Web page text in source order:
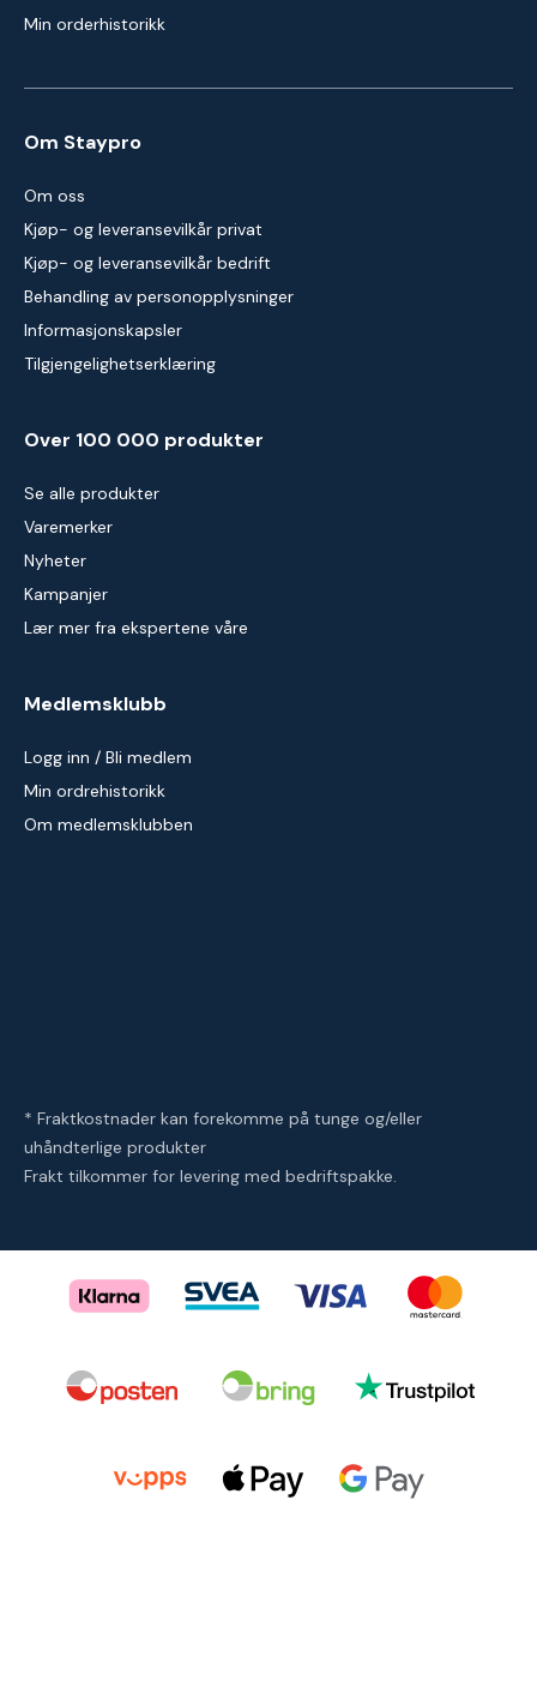
Min orderhistorikk
Om Staypro
Om oss
Kjøp- og leveransevilkår privat
Kjøp- og leveransevilkår bedrift
Behandling av personopplysninger
Informasjonskapsler
Tilgjengelighetserklæring
Over 100 000 produkter
Se alle produkter
Varemerker
Nyheter
Kampanjer
Lær mer fra ekspertene våre
Medlemsklubb
Logg inn / Bli medlem
Min ordrehistorikk
Om medlemsklubben
* Fraktkostnader kan forekomme på tunge og/eller
uhåndterlige produkter
Frakt tilkommer for levering med bedriftspakke.